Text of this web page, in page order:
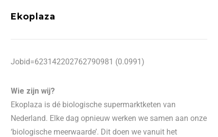
Ekoplaza
Jobid=623142202762790981 (0.0991)
Wie zijn wij?
Ekoplaza is dé biologische supermarktketen van
Nederland. Elke dag opnieuw werken we samen aan onze
‘biologische meerwaarde’. Dit doen we vanuit het